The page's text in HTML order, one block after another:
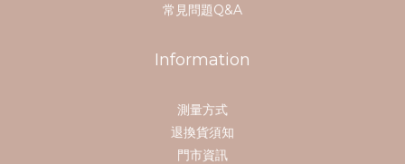
常見問題Q&A
Information
測量方式
退換貨須知
門市資訊